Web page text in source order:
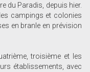
du Paradis, depuis hier.
campings et colonies
en branle en prévision
troisième et les
établissements, avec